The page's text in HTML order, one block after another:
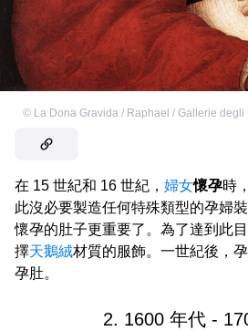
© La Dona Gravida / Raphael / Gallerie
在 15 世紀和 16 世紀， 婦女懷孕時
此沒必要製造任何特殊類型的孕婦
懷孕的肚子更重要了。為了達到此
擇天鵝絨材質的服飾。一世紀後，
孕肚。
2. 1600 年代 -